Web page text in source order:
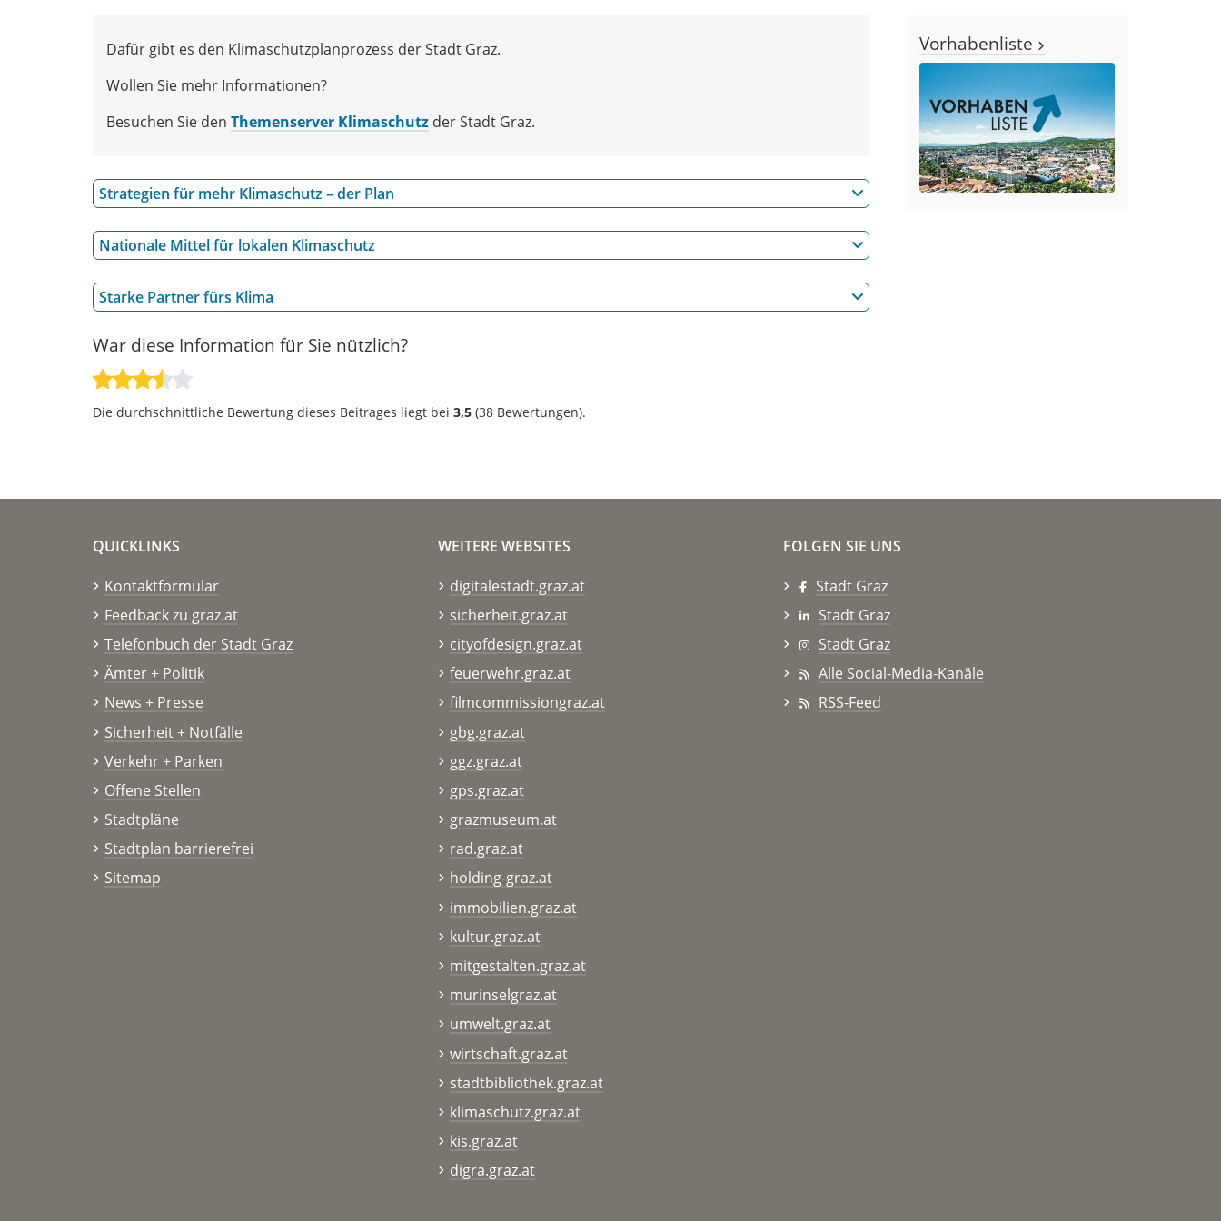
Dafür gibt es den Klimaschutzplanprozess der Stadt Graz.
Wollen Sie mehr Informationen?
Besuchen Sie den Themenserver Klimaschutz der Stadt Graz.
Strategien für mehr Klimaschutz – der Plan
Nationale Mittel für lokalen Klimaschutz
Starke Partner fürs Klima
War diese Information für Sie nützlich?
Die durchschnittliche Bewertung dieses Beitrages liegt bei 3,5 (38 Bewertungen).
Vorhabenliste
QUICKLINKS
Kontaktformular
Feedback zu graz.at
Telefonbuch der Stadt Graz
Ämter + Politik
News + Presse
Sicherheit + Notfälle
Verkehr + Parken
Offene Stellen
Stadtpläne
Stadtplan barrierefrei
Sitemap
WEITERE WEBSITES
digitalestadt.graz.at
sicherheit.graz.at
cityofdesign.graz.at
feuerwehr.graz.at
filmcommissiongraz.at
gbg.graz.at
ggz.graz.at
gps.graz.at
grazmuseum.at
rad.graz.at
holding-graz.at
immobilien.graz.at
kultur.graz.at
mitgestalten.graz.at
murinselgraz.at
umwelt.graz.at
wirtschaft.graz.at
stadtbibliothek.graz.at
klimaschutz.graz.at
kis.graz.at
digra.graz.at
FOLGEN SIE UNS
Stadt Graz
Stadt Graz
Stadt Graz
Alle Social-Media-Kanäle
RSS-Feed